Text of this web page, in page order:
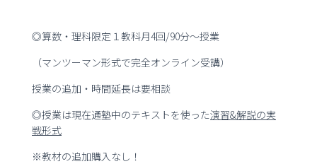
◎算数・理科限定１教科月4回/90分～授業
（マンツーマン形式で完全オンライン受講）
授業の追加・時間延長は要相談
◎授業は現在通塾中のテキストを使った演習&解説の実
戦形式
※教材の追加購入なし！